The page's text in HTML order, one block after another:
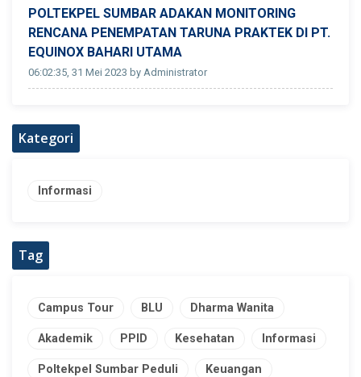
POLTEKPEL SUMBAR ADAKAN MONITORING
RENCANA PENEMPATAN TARUNA PRAKTEK DI PT.
EQUINOX BAHARI UTAMA
06:02:35, 31 Mei 2023 by Administrator
Kategori
Informasi
Tag
Campus Tour BLU Dharma Wanita
Akademik PPID Kesehatan Informasi
Poltekpel Sumbar Peduli Keuangan